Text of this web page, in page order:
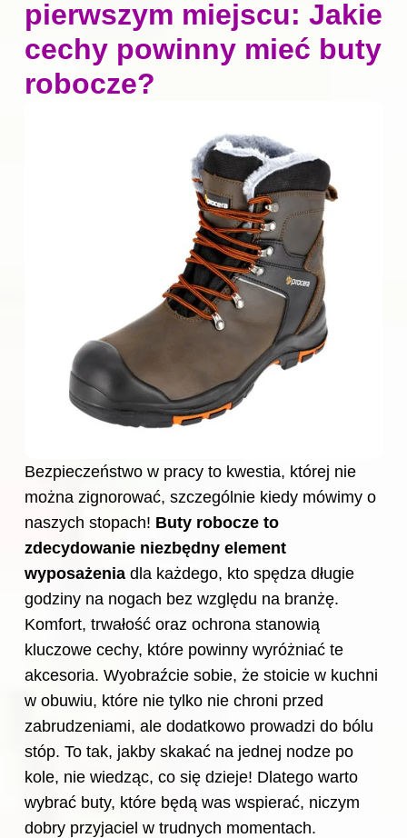
pierwszym miejscu: Jakie
cechy powinny mieć buty
robocze?
Bezpieczeństwo w pracy to kwestia, której nie
można zignorować, szczególnie kiedy mówimy o
naszych stopach! Buty robocze to
zdecydowanie niezbędny element
wyposażenia dla każdego, kto spędza długie
godziny na nogach bez względu na branżę.
Komfort, trwałość oraz ochrona stanowią
kluczowe cechy, które powinny wyróżniać te
akcesoria. Wyobraźcie sobie, że stoicie w kuchni
w obuwiu, które nie tylko nie chroni przed
zabrudzeniami, ale dodatkowo prowadzi do bólu
stóp. To tak, jakby skakać na jednej nodze po
kole, nie wiedząc, co się dzieje! Dlatego warto
wybrać buty, które będą was wspierać, niczym
dobry przyjaciel w trudnych momentach.